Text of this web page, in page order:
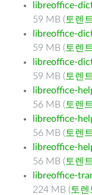
libreoffice-
59 MB ( 토렌트
libreoffice-
59 MB ( 토렌트
libreoffice-
59 MB ( 토렌트
libreoffice-
56 MB ( 토렌트
libreoffice-
56 MB ( 토렌트
libreoffice-
56 MB ( 토렌트
libreoffice-
224 MB ( 토렌